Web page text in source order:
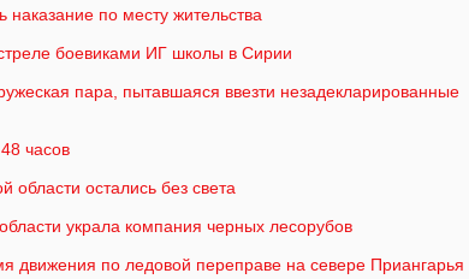
наказание по месту жительства
боевиками ИГ школы в Сирии
пара, пытавшаяся ввезти незадекларированные
часов
области остались без света
украла компания черных лесорубов
движения по ледовой переправе на севере Приангарья